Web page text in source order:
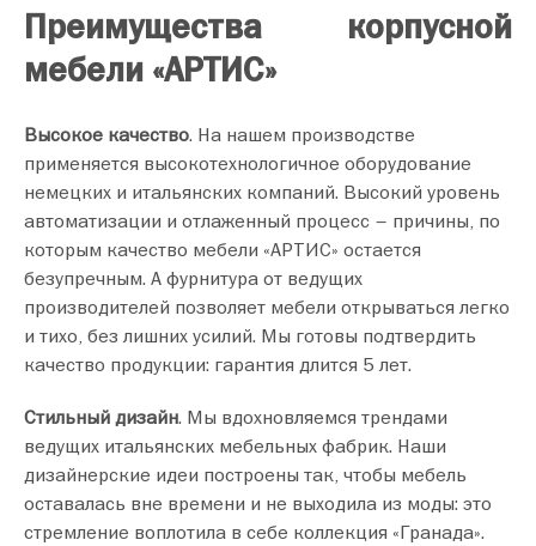
Преимущества корпусной
мебели «АРТИС»
Высокое качество. На нашем производстве
применяется высокотехнологичное оборудование
немецких и итальянских компаний. Высокий уровень
автоматизации и отлаженный процесс – причины, по
которым качество мебели «АРТИС» остается
безупречным. А фурнитура от ведущих
производителей позволяет мебели открываться легко
и тихо, без лишних усилий. Мы готовы подтвердить
качество продукции: гарантия длится 5 лет.
Стильный дизайн. Мы вдохновляемся трендами
ведущих итальянских мебельных фабрик. Наши
дизайнерские идеи построены так, чтобы мебель
оставалась вне времени и не выходила из моды: это
стремление воплотила в себе коллекция «Гранада».